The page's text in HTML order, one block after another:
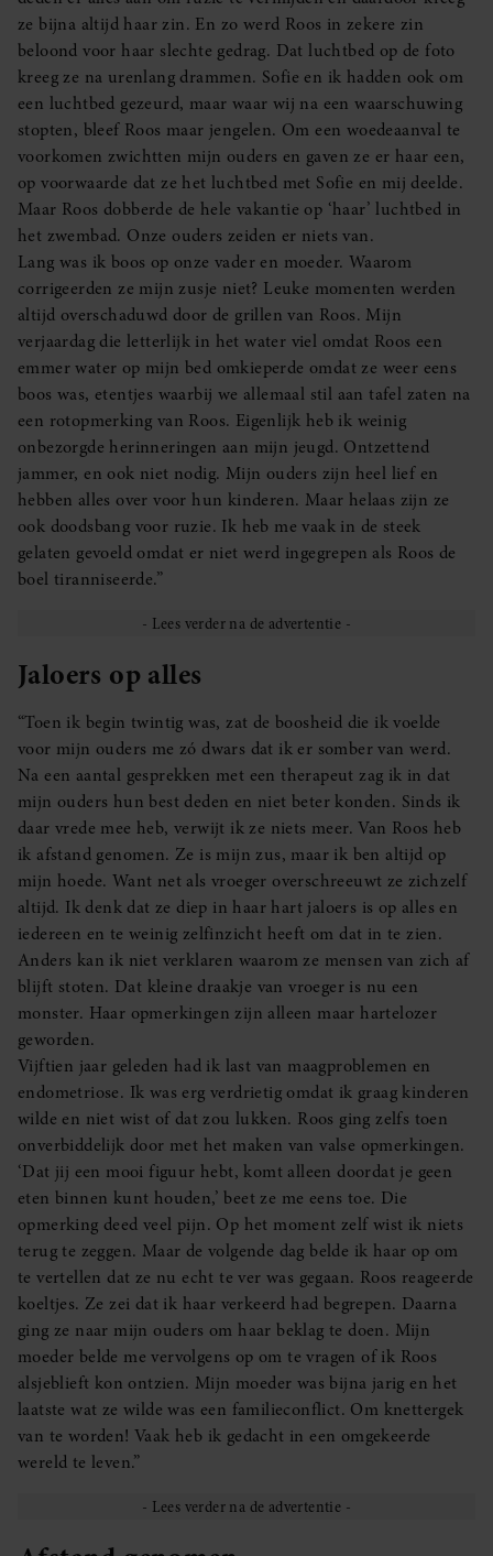
ze bijna altijd haar zin. En zo werd Roos in zekere zin
beloond voor haar slechte gedrag. Dat luchtbed op de foto
kreeg ze na urenlang drammen. Sofie en ik hadden ook om
een luchtbed gezeurd, maar waar wij na een waarschuwing
stopten, bleef Roos maar jengelen. Om een woedeaanval te
voorkomen zwichtten mijn ouders en gaven ze er haar een,
op voorwaarde dat ze het luchtbed met Sofie en mij deelde.
Maar Roos dobberde de hele vakantie op ‘haar’ luchtbed in
het zwembad. Onze ouders zeiden er niets van.
Lang was ik boos op onze vader en moeder. Waarom
corrigeerden ze mijn zusje niet? Leuke momenten werden
altijd overschaduwd door de grillen van Roos. Mijn
verjaardag die letterlijk in het water viel omdat Roos een
emmer water op mijn bed omkieperde omdat ze weer eens
boos was, etentjes waarbij we allemaal stil aan tafel zaten na
een rotopmerking van Roos. Eigenlijk heb ik weinig
onbezorgde herinneringen aan mijn jeugd. Ontzettend
jammer, en ook niet nodig. Mijn ouders zijn heel lief en
hebben alles over voor hun kinderen. Maar helaas zijn ze
ook doodsbang voor ruzie. Ik heb me vaak in de steek
gelaten gevoeld omdat er niet werd ingegrepen als Roos de
boel tiranniseerde.”
Jaloers op alles
“Toen ik begin twintig was, zat de boosheid die ik voelde
voor mijn ouders me zó dwars dat ik er somber van werd.
Na een aantal gesprekken met een therapeut zag ik in dat
mijn ouders hun best deden en niet beter konden. Sinds ik
daar vrede mee heb, verwijt ik ze niets meer. Van Roos heb
ik afstand genomen. Ze is mijn zus, maar ik ben altijd op
mijn hoede. Want net als vroeger overschreeuwt ze zichzelf
altijd. Ik denk dat ze diep in haar hart jaloers is op alles en
iedereen en te weinig zelfinzicht heeft om dat in te zien.
Anders kan ik niet verklaren waarom ze mensen van zich af
blijft stoten. Dat kleine draakje van vroeger is nu een
monster. Haar opmerkingen zijn alleen maar hartelozer
geworden.
Vijftien jaar geleden had ik last van maagproblemen en
endometriose. Ik was erg verdrietig omdat ik graag kinderen
wilde en niet wist of dat zou lukken. Roos ging zelfs toen
onverbiddelijk door met het maken van valse opmerkingen.
‘Dat jij een mooi figuur hebt, komt alleen doordat je geen
eten binnen kunt houden,’ beet ze me eens toe. Die
opmerking deed veel pijn. Op het moment zelf wist ik niets
terug te zeggen. Maar de volgende dag belde ik haar op om
te vertellen dat ze nu echt te ver was gegaan. Roos reageerde
koeltjes. Ze zei dat ik haar verkeerd had begrepen. Daarna
ging ze naar mijn ouders om haar beklag te doen. Mijn
moeder belde me vervolgens op om te vragen of ik Roos
alsjeblieft kon ontzien. Mijn moeder was bijna jarig en het
laatste wat ze wilde was een familieconflict. Om knettergek
van te worden! Vaak heb ik gedacht in een omgekeerde
wereld te leven.”